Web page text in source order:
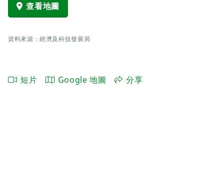
查看地圖
資料來源：經濟及科技發展局
短片 Google 地圖 分享